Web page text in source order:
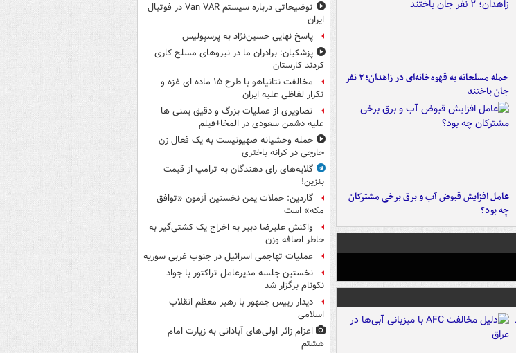
حمله مسلحانه به قهوه‌خانه‌ای در زاهدان؛ ۲ نفر
جان باختند
عامل افزایش قبوض آب و برق برخی مشترکان
چه بود؟
توضیحاتی درباره سیستم Van VAR در فوتبال
ایران
پاسخ نهایی حسین‌نژاد به پرسپولیس
پزشکیان: برادران ما در نیروهای مسلح کاری
کردند کارستان
مخالفت نتانیاهو با طرح ۱۵ ماده ای غزه و
تکرار لفاظی علیه ایران
تصاویری از عملیات بزرگ و دقیق یمنی ها
علیه دشمن سعودی در المخا+فیلم
حمله وحشیانه صهیونیست به یک فعال زن
خارجی در کرانه باختری
گلایه‌های رای دهندگان به ترامپ از قیمت
بنزین!
گاردین: حملات یمن نخستین آزمون «توافق
مکه» است
واکنش علیرضا دبیر به اخراج یک کشتی‌گیر به
خاطر اضافه وزن
عملیات تهاجمی اسرائیل در جنوب غربی سوریه
نخستین جلسه مدیرعامل تراکتور با جواد
نکونام برگزار شد
دیدار رییس جمهور با رهبر معظم انقلاب
اسلامی
اعزام زائر اولی‌های آبادانی به زیارت امام
هشتم